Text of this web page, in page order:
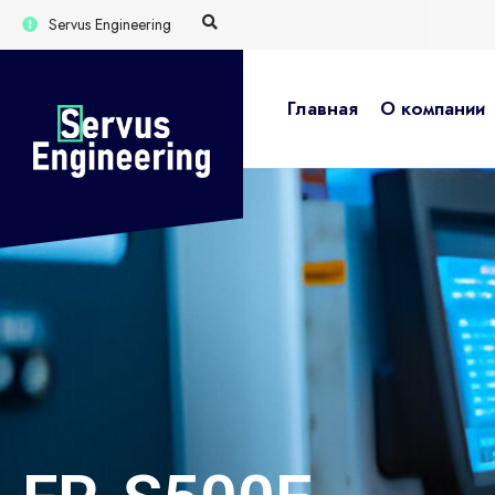
Servus Engineering
Главная О компании